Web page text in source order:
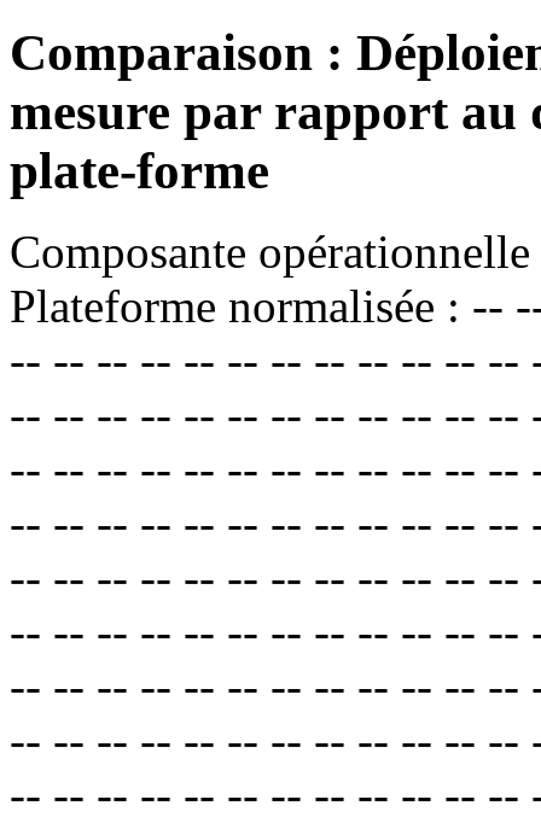
Comparaison :
mesure par rapport au
plate-forme
Composante
Plateforme normalisée :
-- -- -- -- -- -- -- -- -- -- --
-- -- -- -- -- -- -- -- -- -- --
-- -- -- -- -- -- -- -- -- -- --
-- -- -- -- -- -- -- -- -- -- --
-- -- -- -- -- -- -- -- -- -- --
-- -- -- -- -- -- -- -- -- -- --
-- -- -- -- -- -- -- -- -- -- --
-- -- -- -- -- -- -- -- -- -- --
-- -- -- -- -- -- -- -- -- -- -- --